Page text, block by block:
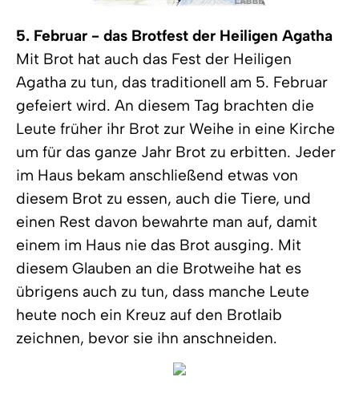
5. Februar - das Brotfest der Heiligen Agatha
Mit Brot hat auch das Fest der Heiligen
Agatha zu tun, das traditionell am 5. Februar
gefeiert wird. An diesem Tag brachten die
Leute früher ihr Brot zur Weihe in eine Kirche
um für das ganze Jahr Brot zu erbitten. Jeder
im Haus bekam anschließend etwas von
diesem Brot zu essen, auch die Tiere, und
einen Rest davon bewahrte man auf, damit
einem im Haus nie das Brot ausging. Mit
diesem Glauben an die Brotweihe hat es
übrigens auch zu tun, dass manche Leute
heute noch ein Kreuz auf den Brotlaib
zeichnen, bevor sie ihn anschneiden.